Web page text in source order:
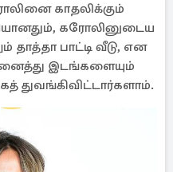
காதலிக்கும்
கரோலினுடைய
தாத்தா பாட்டி வீடு, என
இடங்களையும்